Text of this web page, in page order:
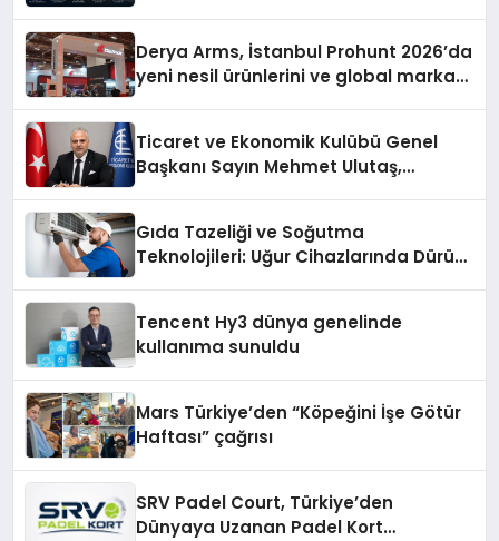
Derya Arms, İstanbul Prohunt 2026’da
yeni nesil ürünlerini ve global marka
Ticaret ve Ekonomik Kulübü Genel
Başkanı Sayın Mehmet Ulutaş,
Gıda Tazeliği ve Soğutma
Teknolojileri: Uğur Cihazlarında Dürüst
Tencent Hy3 dünya genelinde
kullanıma sunuldu
Mars Türkiye’den “Köpeğini İşe Götür
Haftası” çağrısı
SRV Padel Court, Türkiye’den
Dünyaya Uzanan Padel Kort